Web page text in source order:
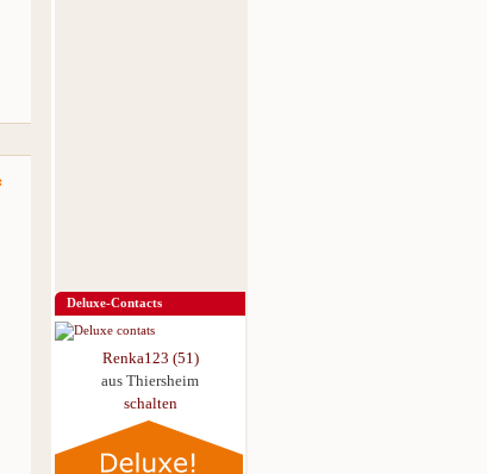
Deluxe-Contacts
Renka123 (51)
aus Thiersheim
schalten